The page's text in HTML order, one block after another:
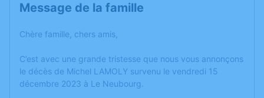
Message de la famille
Chère famille, chers amis,
C’est avec une grande tristesse que nous vous annonçons
le décès de Michel LAMOLY survenu le vendredi 15
décembre 2023 à Le Neubourg.